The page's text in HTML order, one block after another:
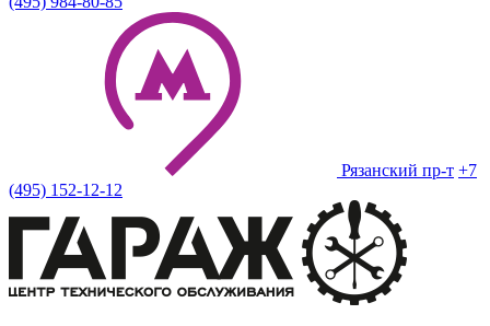
Рязанский пр-т +7
(495) 152-12-12